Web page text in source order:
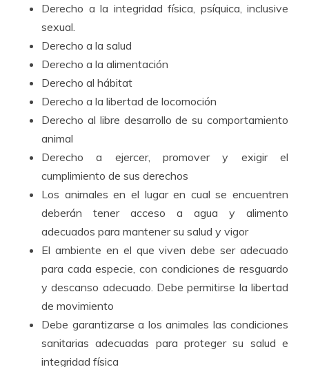
Derecho a la integridad física, psíquica, inclusive
sexual.
Derecho a la salud
Derecho a la alimentación
Derecho al hábitat
Derecho a la libertad de locomoción
Derecho al libre desarrollo de su comportamiento
animal
Derecho a ejercer, promover y exigir el
cumplimiento de sus derechos
Los animales en el lugar en cual se encuentren
deberán tener acceso a agua y alimento
adecuados para mantener su salud y vigor
El ambiente en el que viven debe ser adecuado
para cada especie, con condiciones de resguardo
y descanso adecuado. Debe permitirse la libertad
de movimiento
Debe garantizarse a los animales las condiciones
sanitarias adecuadas para proteger su salud e
integridad física